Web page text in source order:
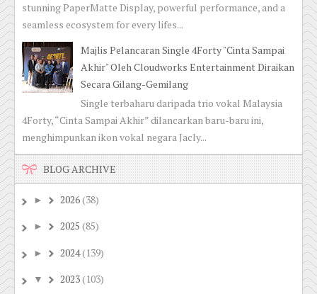
stunning PaperMatte Display, powerful performance, and a
seamless ecosystem for every lifes...
Majlis Pelancaran Single 4Forty "Cinta Sampai
Akhir" Oleh Cloudworks Entertainment Diraikan
Secara Gilang-Gemilang
Single terbaharu daripada trio vokal Malaysia
4Forty, “Cinta Sampai Akhir” dilancarkan baru-baru ini,
menghimpunkan ikon vokal negara Jacly...
BLOG ARCHIVE
► 2026(38)
► 2025 (85)
► 2024(139)
▼ 2023(103)